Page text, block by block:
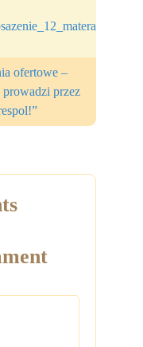
ofertowe –
przez